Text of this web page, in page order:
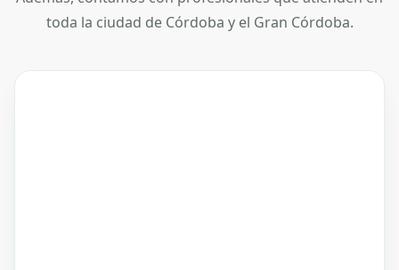
toda la ciudad de Córdoba y el Gran Córdoba.